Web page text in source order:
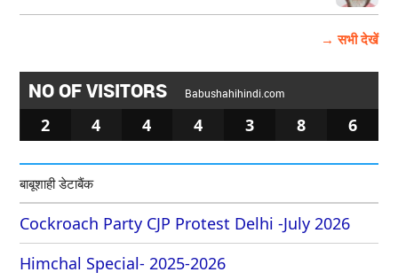
→ सभी देखें
NO OF VISITORS Babushahihindi.com
2 4 4 4 3 8 6
बाबूशाही डेटाबैंक
Cockroach Party CJP Protest Delhi -July 2026
Himchal Special- 2025-2026